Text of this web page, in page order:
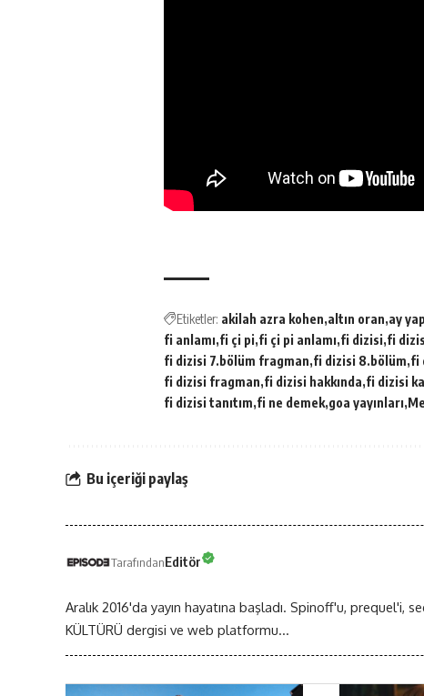
Etiketler: akilah azra kohen altın oran ay
fi anlamı fi çi pi fi çi pi anlamı fi dizisi fi
fi dizisi 7.bölüm fragman fi dizisi 8.bölüm fi
fi dizisi fragman fi dizisi hakkında fi dizisi
fi dizisi tanıtım fi ne demek goa yayınları
Bu içeriği paylaş
TarafındanEditör
Aralık 2016'da yayın hayatına başladı. Spinoff'u,
KÜLTÜRÜ dergisi ve web platformu...